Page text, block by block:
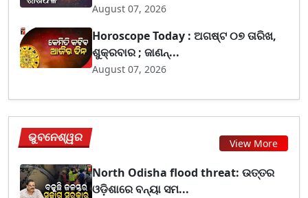
August 07, 2026
Horoscope Today : ଅଗଷ୍ଟ ୦୭ ତାରିଖ,
ଶୁକ୍ରବାର ; ଜାଣନ୍...
August 07, 2026
ଭୁବନେଶ୍ୱର View More
North Odisha flood threat: ଉତ୍ତର
ଓଡ଼ିଶାରେ ବନ୍ୟା ସମ...